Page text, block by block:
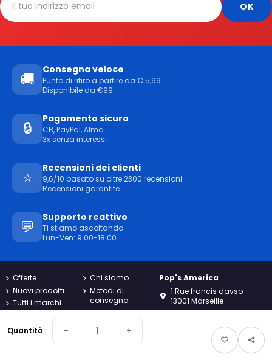
Quantità − +
🚚
Consegna veloce
Punto di ritiro a partire da € 5,99
Disponibile da €99
🔒
Pagamento sicuro
CB, PayPal, Alma
3x senza interessi
⭐
Recensioni dei clienti
9,6/10 basato su oltre 2300 recensioni
Recensioni garantite
💬
Supporto reattivo
Ti stiamo ascoltando
Lun-Ven: 9:00-18:00
Offerte
Nuovi prodotti
Tutti i marchi
generali e
condizioni
Chi siamo
Metodi di
consegna
pagamento
Resi
Contattaci
Pop's America
1 Rue francis davso
13001 Marseille
contact@popsamerica.com
Dal lunedì al venerdì dalle